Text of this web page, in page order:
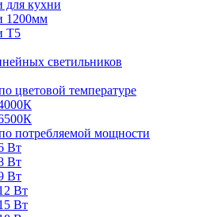
для кухни
1200мм
Т5
светильников
цветовой температуре
потребляемой мощности
Вт
Вт
Вт
Вт
Вт